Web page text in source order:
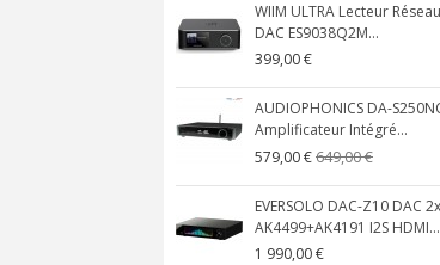
WIIM ULTRA Lecteur Réseau
DAC ES9038Q2M...
399,00 €
AUDIOPHONICS DA-
Amplificateur Intégré...
579,00 €649,00 €
EVERSOLO DAC-Z10 DAC 2x
AK4499+AK4191 I2S HDMI...
1 990,00 €